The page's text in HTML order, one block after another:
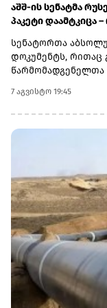
აშშ-ის სენატმა
პაკეტი დაამტკიცა
სენატორთა
დოკუმენტს, რითაც
წარმომადგენელთა
წინააღმდეგ
გრემის 2026 წლის
წინააღმდეგ“.
აშშ-ის
ხელი. უცნობია,
სენატორი ლინდსი
გარდაიცვალა. „ეს
ურტყამს“, -
რომელმაც სენატში
ამას უკრაინიდან
- განაცხადა
დემოკრატმა
კაროლინას
7 აგვისტო 19:45